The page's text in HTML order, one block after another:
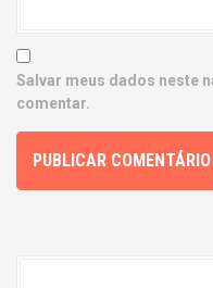
Salvar meus dados neste
comentar.